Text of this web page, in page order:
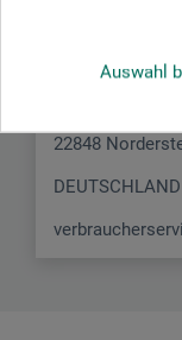
Auswahl
Global
22848
DEUTSCHLAND